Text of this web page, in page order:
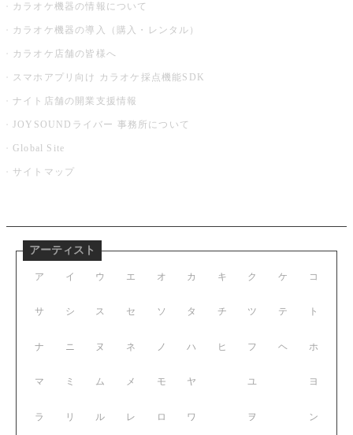
カラオケ機器の情報について
カラオケ機器の導入（購入・レンタル）
カラオケ店舗の皆様へ
スマホアプリ向け カラオケ採点機能SDK
ナイト店舗の開業支援情報
JOYSOUNDライバー 事務所について
Global Site
サイトマップ
アーティスト
ア イ ウ エ オ
サ シ ス セ ソ
ナ ニ ヌ ネ ノ
マ ミ ム メ モ
ラ リ ル レ ロ
カ キ ク ケ コ
タ チ ツ テ ト
ハ ヒ フ ヘ ホ
ヤ ユ ヨ
ワ ヲ ン